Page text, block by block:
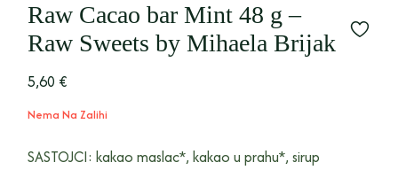
Raw Cacao bar Mint 48 g –
Raw Sweets by Mihaela Brijak
5,60 €
Nema Na Zalihi
SASTOJCI: kakao maslac*, kakao u prahu*, sirup